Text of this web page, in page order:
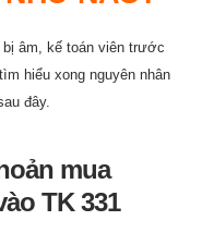
âm, kế toán viên trước
hiểu xong nguyên nhân
đây.
mua
TK 331